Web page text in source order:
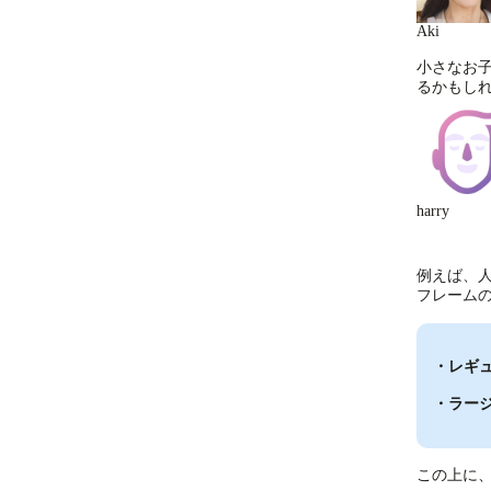
Aki
小さなお
るかもし
harry
例えば、
フレーム
・レギ
・ラ
この上に